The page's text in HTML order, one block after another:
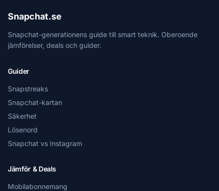
Snapchat.se
Snapchat-generationens guide till smart teknik. Oberoende
jämförelser, deals och guider.
Guider
Snapstreaks
Snapchat-kartan
Säkerhet
Lösenord
Snapchat vs Instagram
Jämför & Deals
Mobilabonnemang